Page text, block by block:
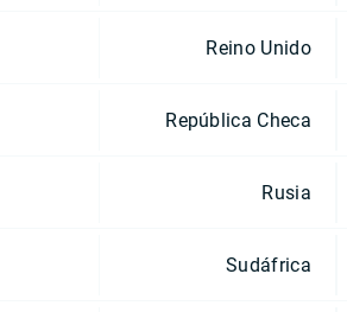
Reino Unido
República Checa
Rusia
Sudáfrica